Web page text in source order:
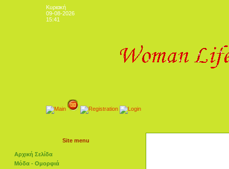
Κυριακή
09-08-2026
15:41
Site menu
Αρχική Σελίδα
Μόδα - Ομορφιά